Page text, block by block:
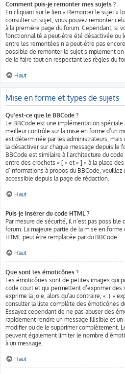
Comment puis-je remonter mes sujets ?
En cliquant sur le lien « Remonter le sujet »
consulter un sujet, vous pouvez remonter
à la première page du forum. Cependant, si
fonctionnalité a peut-être été désactivée ou
entre les remontées n’a peut-être pas
possible de remonter le sujet simplement en
de le faire tout en respectant les règles du
Haut
Mise en forme et types de sujets
Qu’est-ce que le BBCode ?
Le BBCode est une implémentation
meilleur contrôle sur la mise en forme d’un
est déterminée par les administrateurs,
la désactiver sur chaque message depuis le
BBCode est similaire à l’architecture du
entre des crochets « [ » et « ] » à la place
d’informations à propos du BBCode,
accessible depuis la page de rédaction.
Haut
Puis-je insérer du code HTML ?
Par mesure de sécurité, il n’est pas possible
forum. La majeure partie de la mise en
HTML peut être remplacée par du BBCode.
Haut
Que sont les émoticônes ?
Les émoticônes sont de petites images qui
code court et qui permettent d’exprimer des
exprime la joie, alors qu’au contraire, « :( »
consulter la liste complète des émoticônes
Essayez cependant de ne pas abuser des
rapidement rendre un message illisible et
modifier ou de le supprimer complètement.
peuvent également limiter le nombre
à un message.
Haut